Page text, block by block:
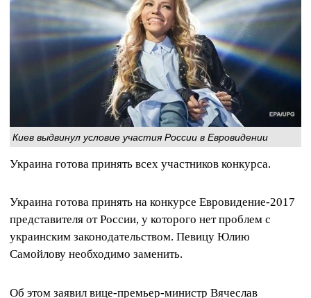
Киев выдвинул условие участия России в Евровидении
Украина готова принять всех участников конкурса.
Украина готова принять на конкурсе Евровидение-2017
представителя от России, у которого нет проблем с
украинским законодательством. Певицу Юлию
Самойлову необходимо заменить.
Об этом заявил вице-премьер-министр Вячеслав